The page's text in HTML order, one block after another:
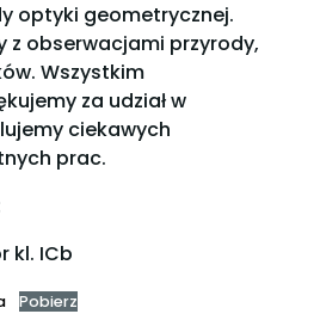
optyki geometrycznej.
z obserwacjami przyrody,
Wszystkim
za udział w
ciekawych
prac.
kl. ICb
Pobierz